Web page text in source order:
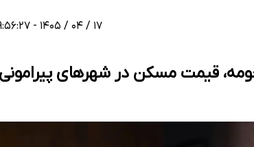
۱۷ / ۰۴ / ۱۴۰۵ - ۰۹:۵۶:۲۷
قیمت مسکن در شهرهای پیرامونی